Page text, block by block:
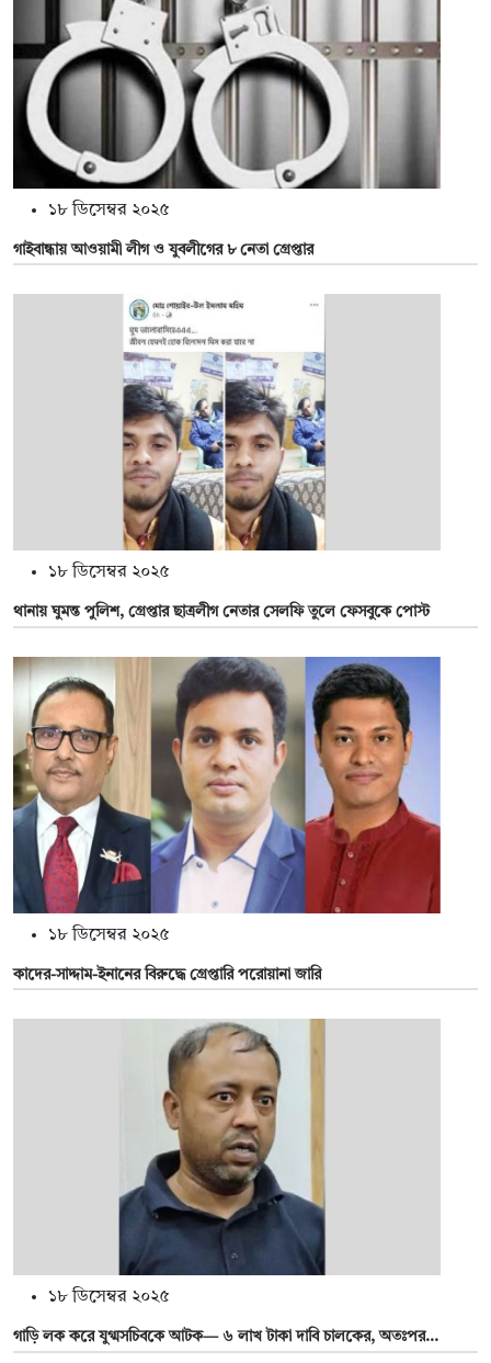
১৮ ডিসেম্বর ২০২৫
গাইবান্ধায় আওয়ামী লীগ ও যুবলীগের ৮ নেতা গ্রেপ্তার
১৮ ডিসেম্বর ২০২৫
থানায় ঘুমন্ত পুলিশ, গ্রেপ্তার ছাত্রলীগ নেতার সেলফি তুলে ফেসবুকে পোস্ট
১৮ ডিসেম্বর ২০২৫
কাদের-সাদ্দাম-ইনানের বিরুদ্ধে গ্রেপ্তারি পরোয়ানা জারি
১৮ ডিসেম্বর ২০২৫
গাড়ি লক করে যুগ্মসচিবকে আটক— ৬ লাখ টাকা দাবি চালকের, অতঃপর...